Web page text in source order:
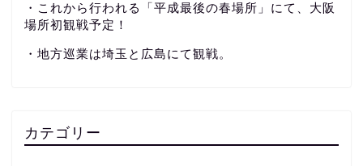
・これから行われる「平成最後の春場所」にて、大阪
場所初観戦予定！
・地方巡業は埼玉と広島にて観戦。
カテゴリー